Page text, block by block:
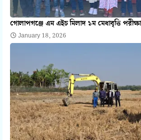
গোলাপগঞ্জে এম এইচ মিলাদ ১ম মেধাবৃত্তি
January 18, 2026